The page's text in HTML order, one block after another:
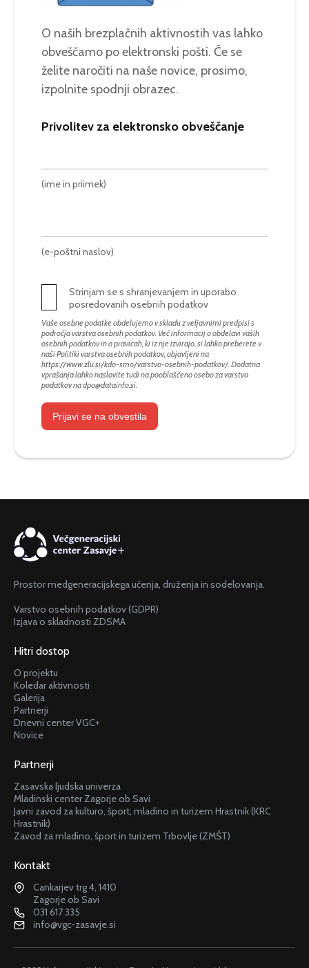
O naših brezplačnih aktivnostih vas lahko
obveščamo po elektronski pošti. Če se
želite naročiti na naše novice, prosimo,
izpolnite spodnji obrazec.
Privolitev za elektronsko obveščanje
(ime in priimek)
(e-poštni naslov)
Strinjam se s shranjevanjem in uporabo
posredovanih osebnih podatkov
Vaše osebne podatke obdelujemo v skladu z veljavnimi predpisi s
področja varstva osebnih podatkov. Več informacij o obdelavi vaših
osebnih podatkov in o pravicah, ki iz nje izvirajo, si lahko preberete v
naši Politiki varstva osebnih podatkov, objavljeni na
https://www.zlu.si/kdo-smo/varstvo-osebnih-podatkov/. Dodatna
vprašanja lahko naslovite tudi na pooblaščeno osebo za varstvo
podatkov nadpo@datainfo.si
Prijavi se na obvestila
Prostor medgeneracijskega učenja, druženja in sodelovanja.
Varstvo osebnih podatkov (GDPR)
Izjava o skladnosti ZDSMA
Hitri dostop
O projektu
Koledar aktivnosti
Galerija
Partnerji
Dnevni center VGC+
Novice
Partnerji
Zasavska ljudska univerza
Mladinski center Zagorje ob Savi
Javni zavod za kulturo, šport, mladino in turizem Hrastnik (KRC
Hrastnik)
Zavod za mladino, šport in turizem Trbovlje (ZMŠT)
Kontakt
Cankarjev trg 4, 1410
Zagorje ob Savi
031 617 335
info@vgc-zasavje.si